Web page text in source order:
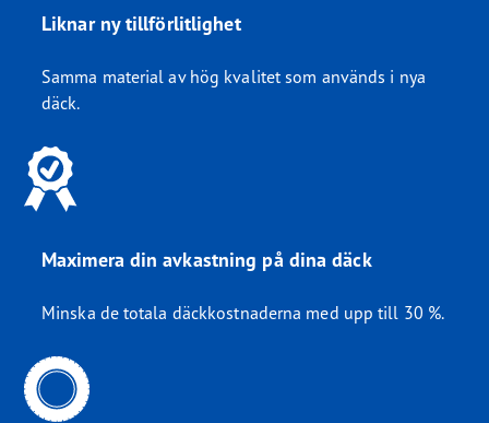
Liknar ny tillförlitlighet
Samma material av hög kvalitet som används i nya
däck.
Maximera din avkastning på dina däck
Minska de totala däckkostnaderna med upp till 30 %.